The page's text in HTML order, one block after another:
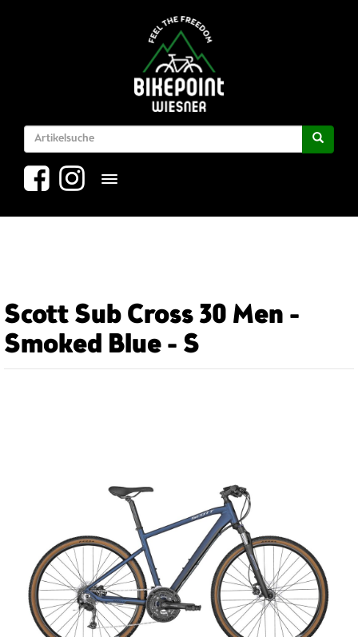
Toggle navigation
Scott Sub Cross 30 Men -
Smoked Blue - S